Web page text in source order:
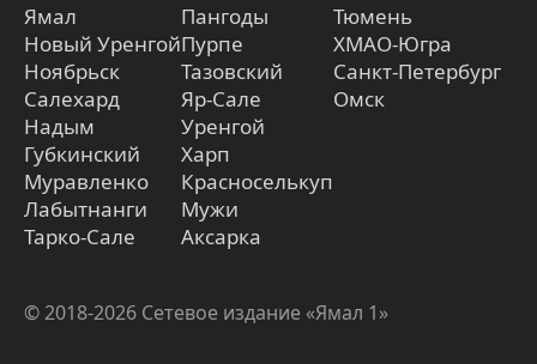
Ямал
Новый Уренгой
Ноябрьск
Салехард
Надым
Губкинский
Муравленко
Лабытнанги
Тарко-Сале
Пангоды
Пурпе
Тазовский
Яр-Сале
Уренгой
Харп
Красноселькуп
Мужи
Аксарка
Тюмень
ХМАО-Югра
Санкт-Петербург
Омск
© 2018-2026 Сетевое издание «Ямал 1»